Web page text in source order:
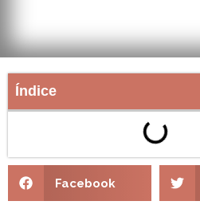
Índice
Facebook